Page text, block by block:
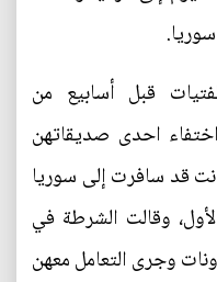
قبل أسابيع من
احدى صديقاتهن
والتي كانت قد سافرت إلى سوريا
وقالت الشرطة في
وجرى التعامل معهن